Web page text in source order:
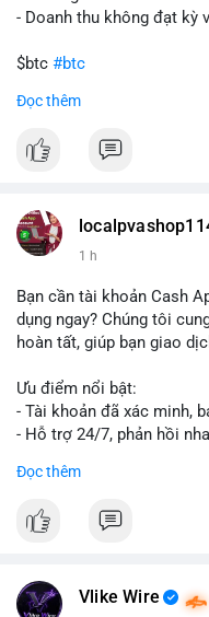
- Doanh thu không đạt kỳ
$btc #btc
#vlikevn
📰 Nguồn: Cointelegraph
Đọc thêm
1 h
Bạn cần tài khoản Cash
dụng ngay? Chúng tôi
hoàn tất, giúp bạn giao
Ưu điểm nổi bật:
- Tài khoản đã xác minh,
- Hỗ trợ 24/7, phản hồi
nay:
📧 Email:
Đọc thêm
Vlike Wire